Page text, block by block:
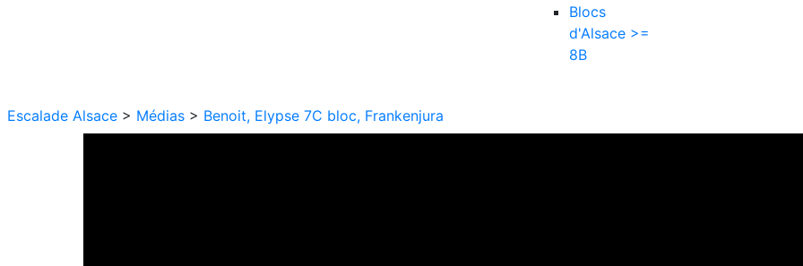
Blocs
d'Alsace >=
8B
Escalade Alsace > Médias > Benoit, Elypse 7C bloc, Frankenjura